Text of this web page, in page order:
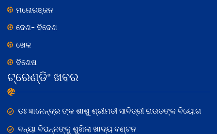
ମନୋରଞ୍ଜନ
ଦେଶ- ବିଦେଶ
ଖେଳ
ବିଶେଷ
ଟ୍ରେଣ୍ଡିଂ ଖବର
ଡଃ ଜ୍ଞାନେନ୍ଦ୍ର ଙ୍କ ଶାଶୁ ଶ୍ରୀମତୀ ସାବିତ୍ରୀ ରାଉତଙ୍କ ବିୟୋଗ
ବନ୍ୟା ବିପନ୍ନଙ୍କୁ ଶୁଖିଲା ଖାଦ୍ୟ ବଣ୍ଟନ